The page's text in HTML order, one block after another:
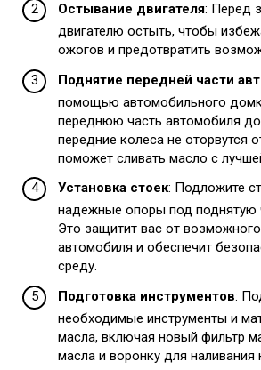
Остывание двигателя: Перед
двигателю остыть, чтобы
ожогов и предотвратить
Поднятие передней части
помощью автомобильного
переднюю часть автомобиля до
передние колеса не оторвутся
поможет сливать масло с
Установка стоек: Подложите
надежные опоры под поднятую
Это защитит вас от
автомобиля и обеспечит
среду.
Подготовка инструментов:
необходимые инструменты и
масла, включая новый фильтр
масла и воронку для наливания